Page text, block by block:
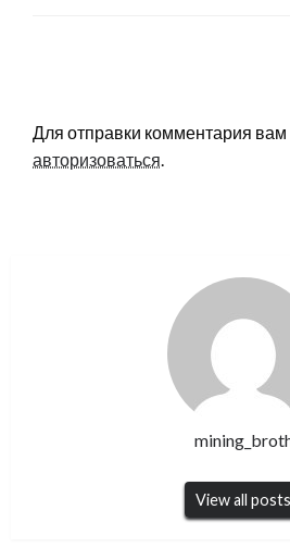
Для отправки комментария
авторизоваться.
View all posts